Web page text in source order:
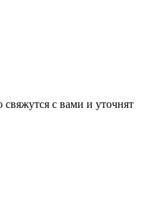
с вами и уточнят